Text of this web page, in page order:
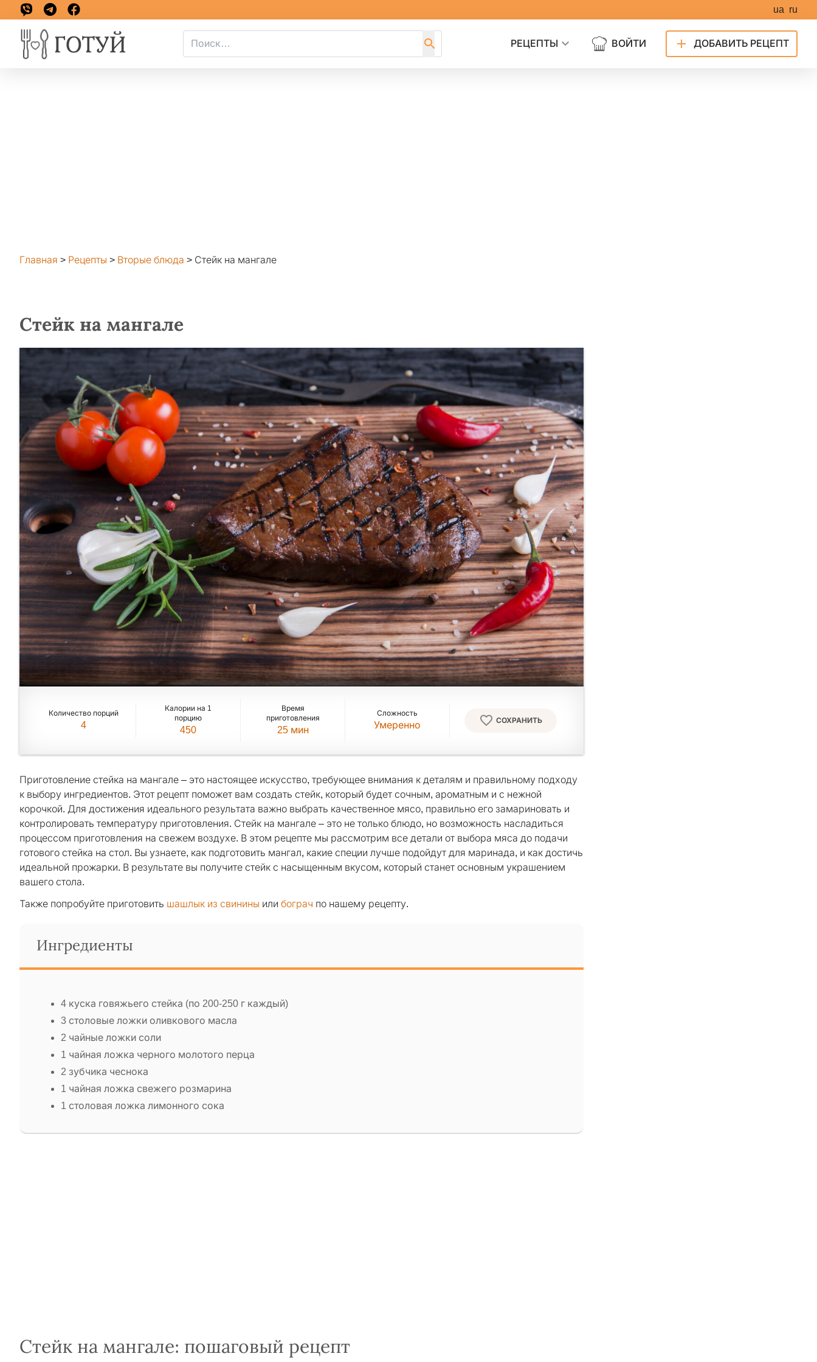
ua ru
РЕЦЕПТЫ ВОЙТИ ДОБАВИТЬ РЕЦЕПТ
Главная > Рецепты > Вторые блюда > Стейк на мангале
Стейк на мангале
Количество порций
4
Калории на 1
порцию
450
Время
приготовления
25 мин
Сложность
Умеренно СОХРАНИТЬ
Приготовление стейка на мангале – это настоящее искусство, требующее внимания к деталям и правильному подходу
к выбору ингредиентов. Этот рецепт поможет вам создать стейк, который будет сочным, ароматным и с нежной
корочкой. Для достижения идеального результата важно выбрать качественное мясо, правильно его замариновать и
контролировать температуру приготовления. Стейк на мангале – это не только блюдо, но возможность насладиться
процессом приготовления на свежем воздухе. В этом рецепте мы рассмотрим все детали от выбора мяса до подачи
готового стейка на стол. Вы узнаете, как подготовить мангал, какие специи лучше подойдут для маринада, и как достичь
идеальной прожарки. В результате вы получите стейк с насыщенным вкусом, который станет основным украшением
вашего стола.
Также попробуйте приготовить шашлык из свинины или бограч по нашему рецепту.
Ингредиенты
4 куска говяжьего стейка (по 200-250 г каждый)
3 столовые ложки оливкового масла
2 чайные ложки соли
1 чайная ложка черного молотого перца
2 зубчика чеснока
1 чайная ложка свежего розмарина
1 столовая ложка лимонного сока
Стейк на мангале: пошаговый рецепт